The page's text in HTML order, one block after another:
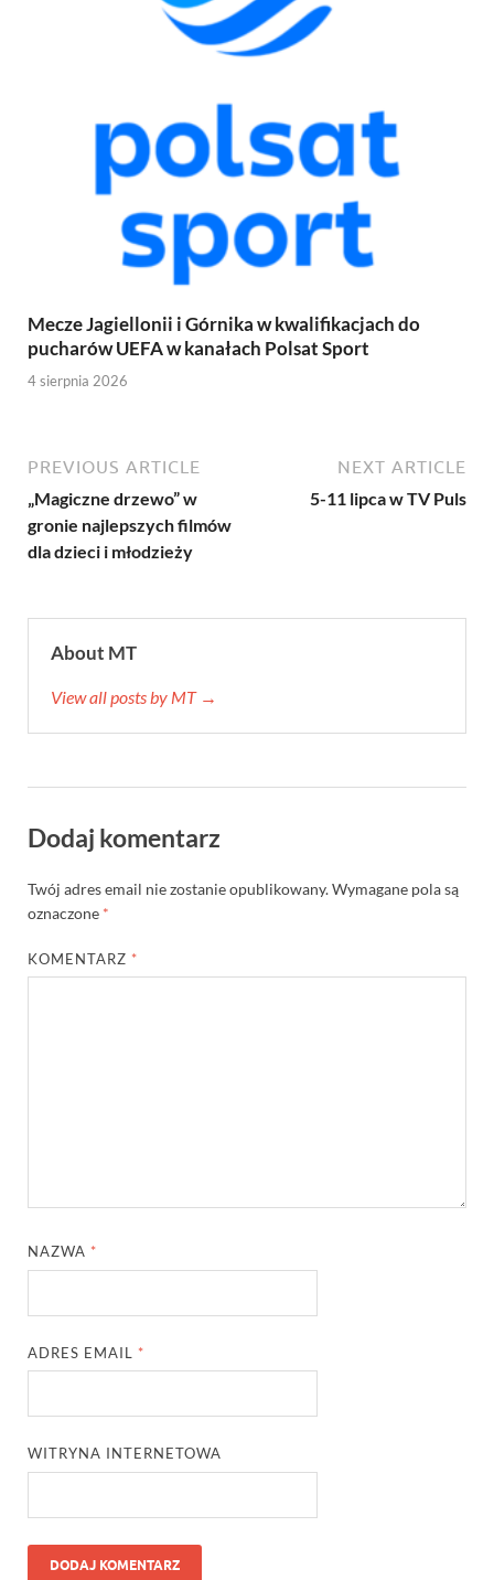
Mecze Jagiellonii i Górnika w kwalifikacjach do
pucharów UEFA w kanałach Polsat Sport
4 sierpnia 2026
PREVIOUS ARTICLE
„Magiczne drzewo” w
gronie najlepszych filmów
dla dzieci i młodzieży
NEXT ARTICLE
5-11 lipca w TV Puls
About MT
View all posts by MT →
Dodaj komentarz
Twój adres email nie zostanie opublikowany.Wymagane pola są
oznaczone *
KOMENTARZ *
NAZWA *
ADRES EMAIL *
WITRYNA INTERNETOWA